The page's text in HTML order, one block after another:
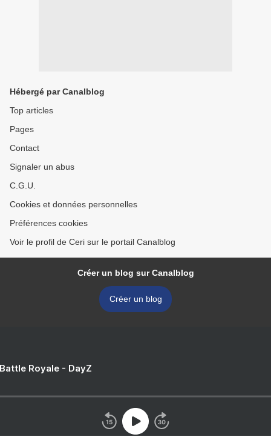
Hébergé par Canalblog
Top articles
Pages
Contact
Signaler un abus
C.G.U.
Cookies et données personnelles
Préférences cookies
Voir le profil de Ceri sur le portail Canalblog
Créer un blog sur Canalblog
Créer un blog
Royale - DayZ